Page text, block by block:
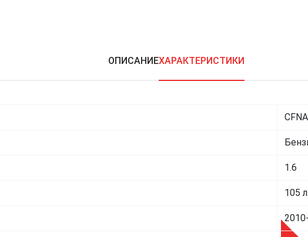
ОПИСАНИЕХАРАКТЕРИСТИКИ
CFNA
1.6
105